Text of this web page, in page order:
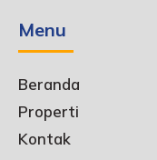
Menu
Beranda
Properti
Kontak